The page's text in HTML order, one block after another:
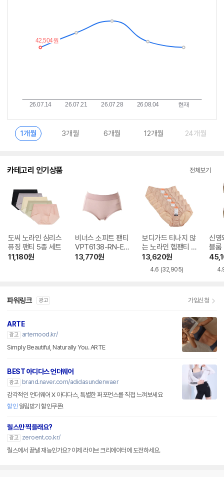
1개월 3개월 6개월 12개월 24개월
카테고리 인기상품 전체보기
도씨 노라인 심리스
퓨징 팬티 5종 세트
11,180원
비너스 소피트 팬티
VPT6138-RN-EU
S
13,770원
보디가드 티나지 않
는 노라인 헴팬티 5
종
13,620원
4.6 (32,905)
신영
블룸
팬티
파워링크 광고 가입신청
ARTE
광고
artemood.kr/
Simply Beautiful, Naturally You. ARTE
BEST 아디다스 언더웨어
광고
brand.naver.com/adidasunderwaer
감각적인 언더웨어 X 아디다스, 특별한 퍼포먼스를 직접 느껴보세요
할인 알림받기 할인쿠폰!
릴스만 찍을래요?
광고
zeroent.co.kr/
릴스에서 끝낼 재능인가요? 이제 라이브 크리에이터에 도전하세요.